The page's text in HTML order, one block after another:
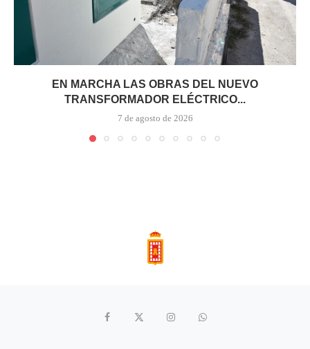
EN MARCHA LAS OBRAS DEL NUEVO
TRANSFORMADOR ELÉCTRICO...
7 de agosto de 2026